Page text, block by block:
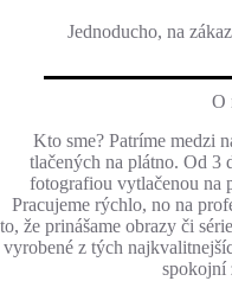
Jednoducho, na
O
Kto sme? Patríme medzi
tlačených na plátno. Od 3
fotografiou vytlačenou na
Pracujeme rýchlo, no na
to, že prinášame obrazy či
vyrobené z tých
spokojní